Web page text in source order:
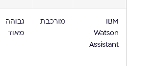
IBM
Watson
Assistant
מורכבת
גבוהה
מאוד